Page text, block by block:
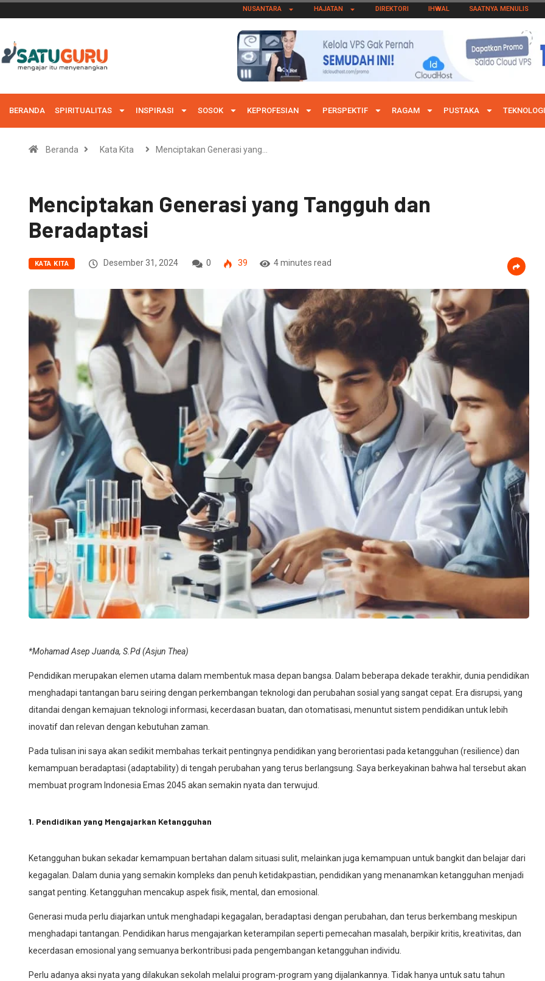
NUSANTARA HAJATAN DIREKTORI IHWAL SAATNYA MENULIS
BERANDA SPIRITUALITAS INSPIRASI SOSOK KEPROFESIAN PERSPEKTIF RAGAM PUSTAKA TEKNOLOGI
Beranda Kata Kita Menciptakan Generasi yang…
Menciptakan Generasi yang Tangguh dan
Beradaptasi
KATA KITA Desember 31, 2024 0 39 4 minutes read
*Mohamad Asep Juanda, S.Pd (Asjun Thea)
Pendidikan merupakan elemen utama dalam membentuk masa depan bangsa. Dalam beberapa dekade terakhir, dunia pendidikan
menghadapi tantangan baru seiring dengan perkembangan teknologi dan perubahan sosial yang sangat cepat. Era disrupsi, yang
ditandai dengan kemajuan teknologi informasi, kecerdasan buatan, dan otomatisasi, menuntut sistem pendidikan untuk lebih
inovatif dan relevan dengan kebutuhan zaman.
Pada tulisan ini saya akan sedikit membahas terkait pentingnya pendidikan yang berorientasi pada ketangguhan (resilience) dan
kemampuan beradaptasi (adaptability) di tengah perubahan yang terus berlangsung. Saya berkeyakinan bahwa hal tersebut akan
membuat program Indonesia Emas 2045 akan semakin nyata dan terwujud.
1. Pendidikan yang Mengajarkan Ketangguhan
Ketangguhan bukan sekadar kemampuan bertahan dalam situasi sulit, melainkan juga kemampuan untuk bangkit dan belajar dari
kegagalan. Dalam dunia yang semakin kompleks dan penuh ketidakpastian, pendidikan yang menanamkan ketangguhan menjadi
sangat penting. Ketangguhan mencakup aspek fisik, mental, dan emosional.
Generasi muda perlu diajarkan untuk menghadapi kegagalan, beradaptasi dengan perubahan, dan terus berkembang meskipun
menghadapi tantangan. Pendidikan harus mengajarkan keterampilan seperti pemecahan masalah, berpikir kritis, kreativitas, dan
kecerdasan emosional yang semuanya berkontribusi pada pengembangan ketangguhan individu.
Perlu adanya aksi nyata yang dilakukan sekolah melalui program-program yang dijalankannya. Tidak hanya untuk satu tahun